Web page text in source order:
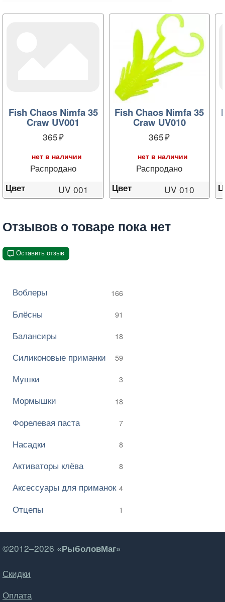
Fish Chaos Nimfa 35
Craw UV001
365
нет в наличии
Распродано
Цвет UV 001
Fish Chaos Nimfa 35
Craw UV010
365
нет в наличии
Распродано
Цвет UV 010
Отзывов о товаре пока нет
Оставить отзыв
Воблеры 166
Блёсны 91
Балансиры 18
Силиконовые приманки 59
Мушки 3
Мормышки 18
Форелевая паста 7
Насадки 8
Активаторы клёва 8
Аксессуары для приманок 4
Отцепы 1
©2012–2026 «РыболовМаг»
Скидки
Оплата